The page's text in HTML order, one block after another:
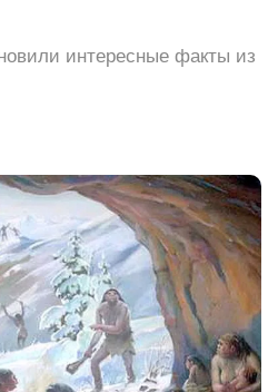
интересные факты из